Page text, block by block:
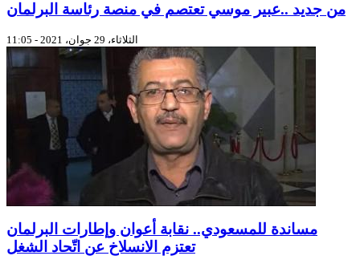
من جديد ..عبير موسي تعتصم في منصة رئاسة البرلمان
الثلاثاء، 29 جوان، 2021 - 11:05
مساندة للمسعودي.. نقابة أعوان وإطارات البرلمان
تعتزم الانسلاخ عن اتّحاد الشغل